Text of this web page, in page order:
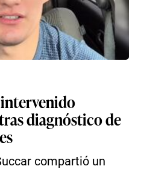
intervenido
diagnóstico de
compartió un